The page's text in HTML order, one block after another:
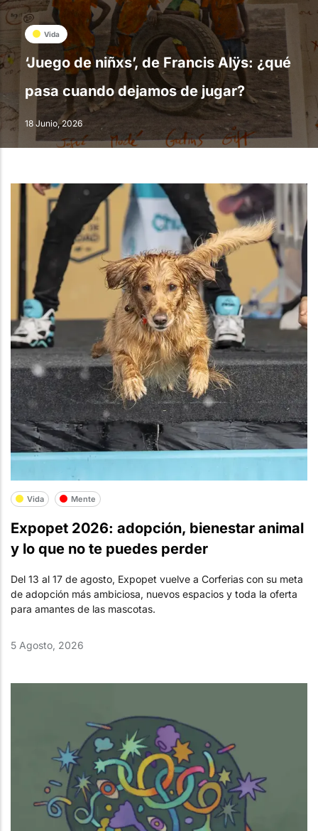
Vida
‘Juego de niñxs’, de Francis Alÿs: ¿qué
pasa cuando dejamos de jugar?
18 Junio, 2026
Vida Mente
Expopet 2026: adopción, bienestar animal
y lo que no te puedes perder
Del 13 al 17 de agosto, Expopet vuelve a Corferias con su meta
de adopción más ambiciosa, nuevos espacios y toda la oferta
para amantes de las mascotas.
5 Agosto, 2026